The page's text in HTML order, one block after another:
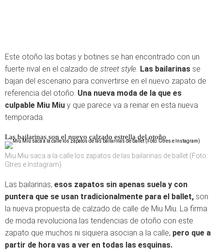
Este otoño las botas y botines se han encontrado con un
fuerte rival en el calzado de street style. Las bailarinas se
bajan del escenario para convertirse en el nuevo zapato de
referencia del otoño. Una nueva moda de la que es
culpable Miu Miu y que parece va a reinar en esta nueva
temporada.
Las bailarinas son el nuevo calzado estrella del otoño
Miu Miu saca a la calle los zapatos de las bailarinas de ballet (Foto:
Gtres e Instagram)
Las bailarinas, esos zapatos sin apenas suela y con
puntera que se usan tradicionalmente para el ballet, son
la nueva propuesta de calzado de calle de Miu Miu. La firma
de moda revoluciona las tendencias de otoño con este
zapato que muchos ni siquiera asocian a la calle, pero que a
partir de hora vas a ver en todas las esquinas.